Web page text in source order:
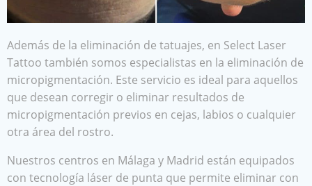
Además de la eliminación de tatuajes, en Select Laser
Tattoo también somos especialistas en la eliminación de
micropigmentación. Este servicio es ideal para aquellos
que desean corregir o eliminar resultados de
micropigmentación previos en cejas, labios o cualquier
otra área del rostro.
Nuestros centros en Málaga y Madrid están equipados
con tecnología láser de punta que permite eliminar con